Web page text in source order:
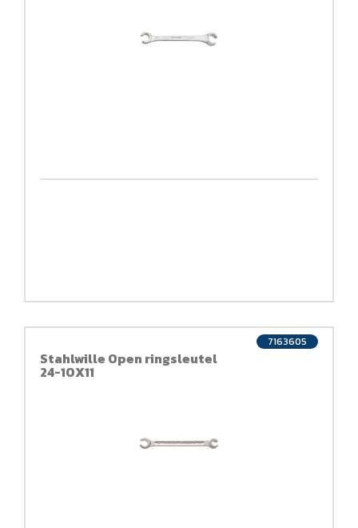
Stahlwille Open ringsleutel
24-10X11
7163605